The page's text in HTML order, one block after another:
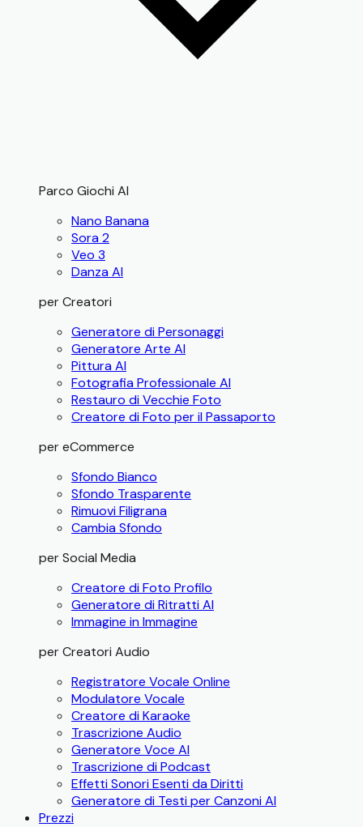
Parco Giochi AI
Nano Banana
Sora 2
Veo 3
Danza AI
per Creatori
Generatore di Personaggi
Generatore Arte AI
Pittura AI
Fotografia Professionale AI
Restauro di Vecchie Foto
Creatore di Foto per il Passaporto
per eCommerce
Sfondo Bianco
Sfondo Trasparente
Rimuovi Filigrana
Cambia Sfondo
per Social Media
Creatore di Foto Profilo
Generatore di Ritratti AI
Immagine in Immagine
per Creatori Audio
Registratore Vocale Online
Modulatore Vocale
Creatore di Karaoke
Trascrizione Audio
Generatore Voce AI
Trascrizione di Podcast
Effetti Sonori Esenti da Diritti
Generatore di Testi per Canzoni AI
Prezzi